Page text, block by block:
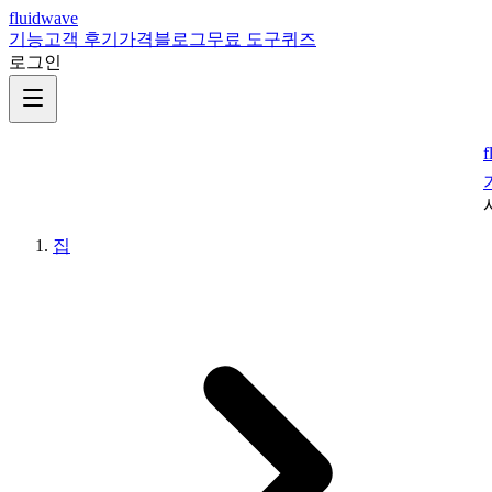
fluidwave
기능고객 후기 가격블로그무료 도구퀴즈
로그인
집